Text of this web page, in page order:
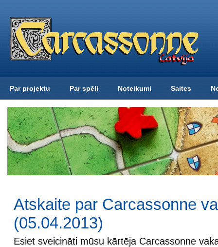
Par projektu Par spēli Noteikumi Saites
Atskaite par Carcassonne
(05.04.2013)
Esiet sveicināti mūsu kārtēja Carcassonne